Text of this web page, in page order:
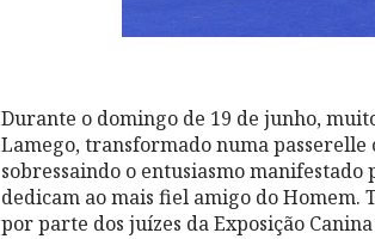
Durante o domingo de 19 de junho,
Lamego, transformado numa passerelle
sobressaindo o entusiasmo
dedicam ao mais fiel amigo do Homem.
por parte dos juízes da Exposição